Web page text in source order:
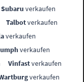
Subaru verkaufen
Talbotverkaufen
verkaufen
verkaufen
Vinfastverkaufen
verkaufen